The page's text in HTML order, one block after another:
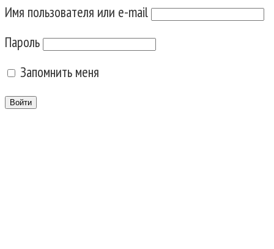
Имя пользователя или e-mail
Пароль
Запомнить меня